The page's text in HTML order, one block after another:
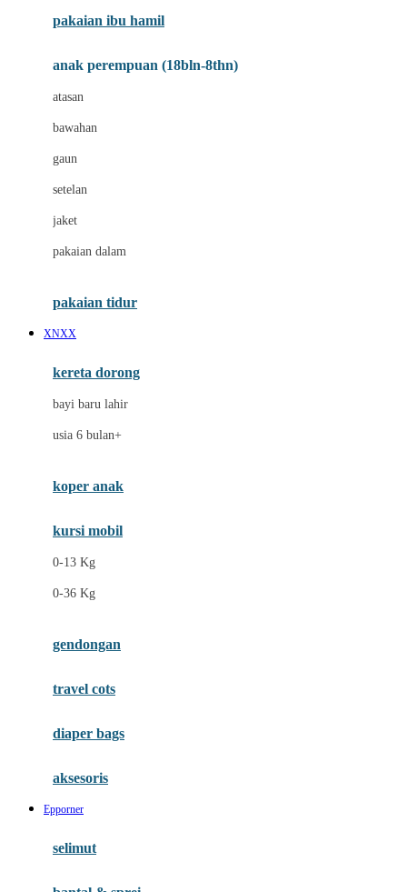
Cottonseeds
Crane
Drew
E
ELC
Ergobaby
Ezyroller
F
Felt So Sweet
Fisher Price
Gb
pakaian ibu hamil
anak perempuan (18bln-8thn)
atasan
bawahan
gaun
setelan
jaket
pakaian dalam
pakaian tidur
XNXX
kereta dorong
bayi baru lahir
usia 6 bulan+
koper anak
kursi mobil
0-13 Kg
0-36 Kg
gendongan
travel cots
diaper bags
aksesoris
Epporner
selimut